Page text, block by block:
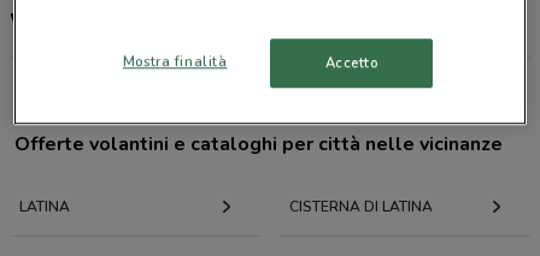
Webank, offerte e negozi
Offerte volantini e cataloghi per città nelle vicinanze
LATINA CISTERNA DI LATINA
Mostra finalità Accetto